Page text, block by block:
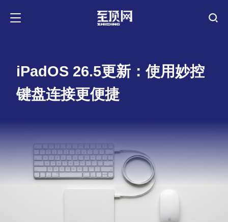
iPadOS 26.5更新：使用妙控
键盘连接更便捷